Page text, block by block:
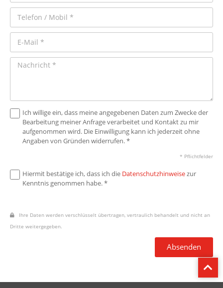
Ich willige ein, dass meine angegebenen Daten zum Zwecke der
Bearbeitung meiner Anfrage verarbeitet und Kontakt zu mir
aufgenommen wird. Die Einwilligung kann ich jederzeit ohne
Angaben von Gründen widerrufen. *
* Pflichtfelder
Hiermit bestätige ich, dass ich die Datenschutzhinweisezur
Kenntnis genommen habe. *
Ihre Daten werden verschlüsselt übertragen, vertraulich behandelt und nicht an
Dritte weitergegeben.
Absenden